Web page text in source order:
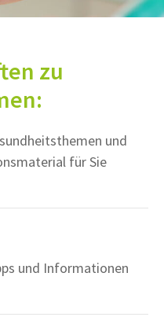
zu
und
für Sie
und Informationen